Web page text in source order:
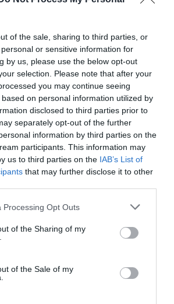
of the sale, sharing to third parties, or
or sensitive information for
by us, please use the below opt-out
selection. Please note that after your
you may continue seeing
on personal information utilized by
disclosed to third parties prior to
separately opt-out of the further
information by third parties on the
participants. This information may
us to third parties on the IAB’s List of
that may further disclose it to other
website/app uses one or more Google
or usage behaviour. You may click to
to Google and its third-party tags to
specified purposes in below Google
Processing Opt Outs
of the Sharing of my
of the Sale of my
ELŐZŐ CIKK
ALKOTÁSOK A TERMÉSZET KINCSEIBŐL
KÖVETKEZŐ CIKK
A TAVASZT – ILYEN MESESZÉP, VIRÁGOS
ÁLMODUNK!